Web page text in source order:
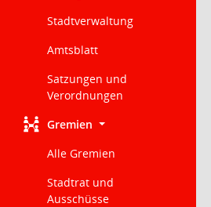
Stadtverwaltung
Amtsblatt
Satzungen und
Verordnungen
Gremien
Alle Gremien
Stadtrat und
Ausschüsse